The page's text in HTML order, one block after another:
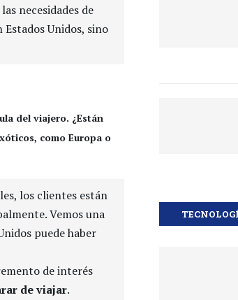
necesidades de
Estados Unidos, sino
del viajero. ¿Están
como Europa o
los clientes están
Vemos una
puede haber
de interés
de viajar.